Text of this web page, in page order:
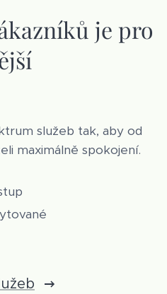
je pro
služeb tak, aby od
maximálně spokojení.